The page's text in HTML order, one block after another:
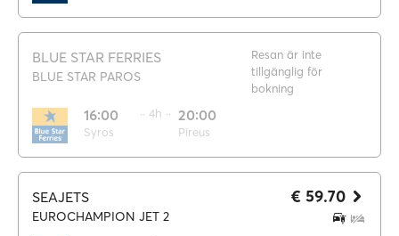
BLUE STAR FERRIES
BLUE STAR PAROS
16:00
Syros
·· 4h ·· 20:00
Pireus
Resan är inte
tillgänglig för
bokning
SEAJETS
EUROCHAMPION JET 2
€ 59.70